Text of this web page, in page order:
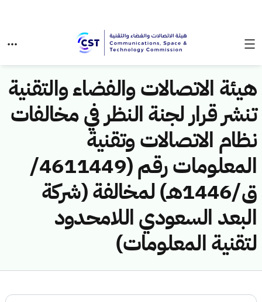
هيئة الاتصالات والفضاء والتقنية
تنشر قرار لجنة النظر في مخالفات
نظام الاتصالات وتقنية
المعلومات رقم (4611449/
ق/1446هـ) لمخالفة (شركة
البعد السعودي اللامحدود
لتقنية المعلومات)